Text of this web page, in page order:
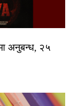
अनुबन्ध, २५